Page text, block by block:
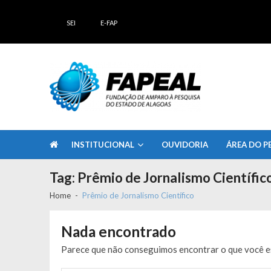
SEI E-FAP
INSTITUCIONAL OUVIDORIA ÁREA DO
Tag: Prêmio de Jornalismo
Home Prêmio de Jornalismo Científico
Nada encontrado
Parece que não conseguimos encontrar o que você